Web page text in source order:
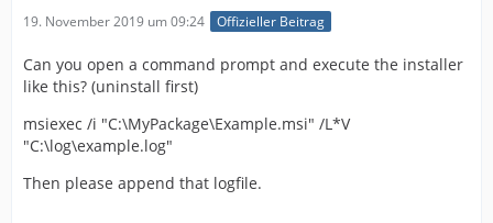
19. November 2019 um 09:24 Offizieller Beitrag
Can you open a command prompt and execute the installer
like this? (uninstall first)
msiexec /i "C:\MyPackage\Example.msi" /L*V
"C:\log\example.log"
Then please append that logfile.